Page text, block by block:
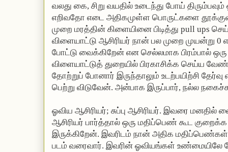
வலது கை, சிறு வயதில் உடைந்து போய்
எறிவதோ எடை அதிகமுள்ள பொருட்களை
முறை மரத்தின் கிளையினை பிடித்து pull ups
விளையாட்டு ஆசிரியர் நான் பல முறை முயன்று 0
போட்டு வைக்கிறேன் என செல்லமாக பிரம்பால்
விளையாட்டுத் துறையில் பிரகாசிக்க செய்ய
தோற்றுப் போனார் இருந்தாலும் உடற்பயிற்சி
பெற்று விடுவேன். அன்பாக இருப்பார், நல்ல
ஓவிய ஆசிரியர்; சுப்பு ஆசிரியர். இவரை மனதில்
ஆசிரியர் பார்த்தால் ஒரு மதிப்பெண் கூட
இருக்கிறேன். இவரிடம் நான் அதிக
படம் வரைவார். இவரின் ஓவியங்கள் உண்மையிலே